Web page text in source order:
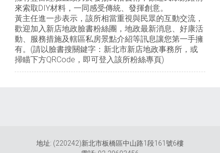
來索取DIY材料，一同感受傳統、發揮創意。
黃主任進一步表示，該所相當重視與民眾的互動交流，
歡迎加入新店地政臉書粉絲團，地政最新消息、好康活
動、服務措施及轄區私房景點介紹等訊息讓您第一手擁
有。(請以臉書搜關鍵字：新北市新店地政事務所，或
掃瞄下方QRCode，即可登入該所粉絲專頁)
地址: (220242)新北市板橋區中山路1段161號6樓